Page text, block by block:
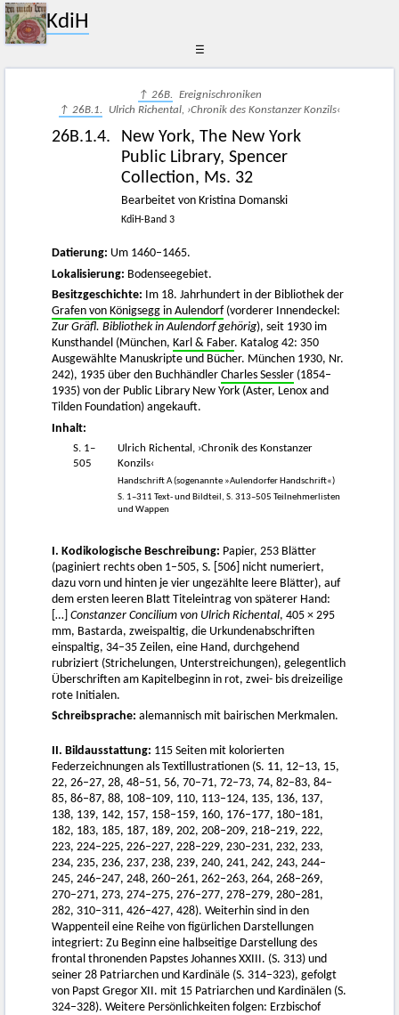
KdiH
☰
↑ 26B. Ereignischroniken
↑ 26B.1. Ulrich Richental, ›Chronik des Konstanzer Konzils‹
26B.1.4.
New York, The New York
Public Library, Spencer
Collection, Ms. 32
Bearbeitet von Kristina Domanski
KdiH-Band 3
Datierung: Um 1460–1465.
Lokalisierung: Bodenseegebiet.
Besitzgeschichte: Im 18. Jahrhundert in der Bibliothek der
Grafen von Königsegg in Aulendorf(vorderer Innendeckel:
Zur Gräfl. Bibliothek in Aulendorf gehörig), seit 1930 im
Kunsthandel (München, Karl & Faber. Katalog 42: 350
Ausgewählte Manuskripte und Bücher. München 1930, Nr.
242), 1935 über den Buchhändler Charles Sessler (1854–
1935) von der Public Library New York (Aster, Lenox and
Tilden Foundation) angekauft.
Inhalt:
S. 1–
505
Ulrich Richental, ›Chronik des Konstanzer
Konzils‹
Handschrift A (sogenannte »Aulendorfer Handschrift«)
S. 1–311 Text- und Bildteil, S. 313–505 Teilnehmerlisten
und Wappen
I. Kodikologische Beschreibung: Papier, 253 Blätter
(paginiert rechts oben 1–505, S. [506] nicht numeriert,
dazu vorn und hinten je vier ungezählte leere Blätter), auf
dem ersten leeren Blatt Titeleintrag von späterer Hand:
[…] Constanzer Concilium von Ulrich Richental, 405 × 295
mm, Bastarda, zweispaltig, die Urkundenabschriften
einspaltig, 34–35 Zeilen, eine Hand, durchgehend
rubriziert (Strichelungen, Unterstreichungen), gelegentlich
Überschriften am Kapitelbeginn in rot, zwei- bis dreizeilige
rote Initialen.
Schreibsprache: alemannisch mit bairischen Merkmalen.
II. Bildausstattung: 115 Seiten mit kolorierten
Federzeichnungen als Textillustrationen (S. 11, 12–13, 15,
22, 26–27, 28, 48–51, 56, 70–71, 72–73, 74, 82–83, 84–
85, 86–87, 88, 108–109, 110, 113–124, 135, 136, 137,
138, 139, 142, 157, 158–159, 160, 176–177, 180–181,
182, 183, 185, 187, 189, 202, 208–209, 218–219, 222,
223, 224–225, 226–227, 228–229, 230–231, 232, 233,
234, 235, 236, 237, 238, 239, 240, 241, 242, 243, 244–
245, 246–247, 248, 260–261, 262–263, 264, 268–269,
270–271, 273, 274–275, 276–277, 278–279, 280–281,
282, 310–311, 426–427, 428). Weiterhin sind in den
Wappenteil eine Reihe von figürlichen Darstellungen
integriert: Zu Beginn eine halbseitige Darstellung des
frontal thronenden Papstes Johannes XXIII. (S. 313) und
seiner 28 Patriarchen und Kardinäle (S. 314–323), gefolgt
von Papst Gregor XII. mit 15 Patriarchen und Kardinälen (S.
324–328). Weitere Persönlichkeiten folgen: Erzbischof